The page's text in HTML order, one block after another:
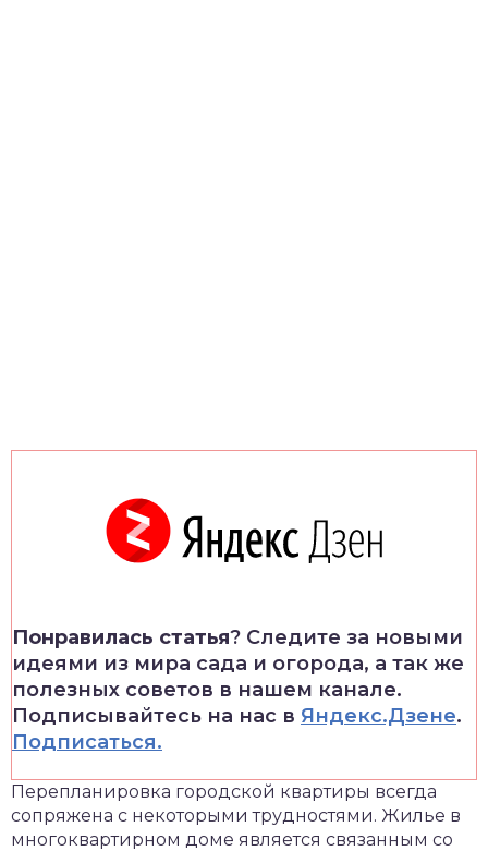
Понравилась статья? Следите за новыми
идеями из мира сада и огорода, а так же
полезных советов в нашем канале.
Подписывайтесь на нас в Яндекс.Дзене.
Подписаться.
Перепланировка городской квартиры всегда
сопряжена с некоторыми трудностями. Жилье в
многоквартирном доме является связанным со